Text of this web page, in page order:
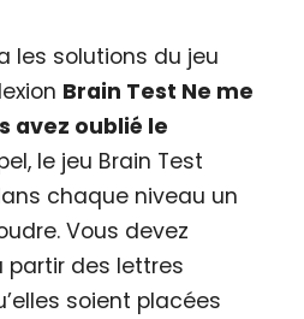
les solutions du jeu
Brain Test Ne me
avez oublié le
le jeu Brain Test
chaque niveau un
Vous devez
partir des lettres
soient placées